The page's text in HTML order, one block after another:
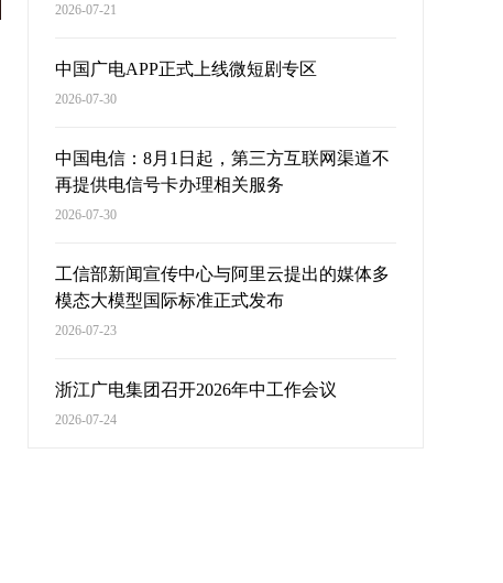
2026-07-21
中国广电APP正式上线微短剧专区
2026-07-30
中国电信：8月1日起，第三方互联网渠道不
再提供电信号卡办理相关服务
2026-07-30
工信部新闻宣传中心与阿里云提出的媒体多
模态大模型国际标准正式发布
2026-07-23
浙江广电集团召开2026年中工作会议
2026-07-24